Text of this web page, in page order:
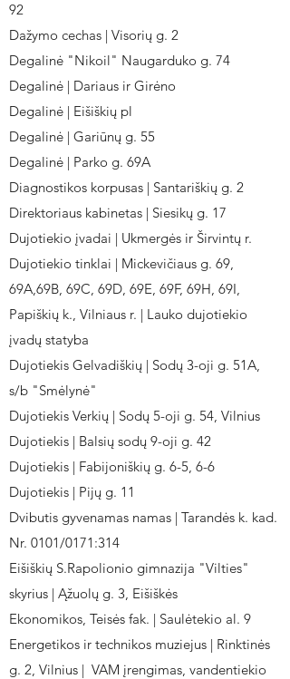
92
Dažymo cechas | Visorių g. 2
Degalinė "Nikoil" Naugarduko g. 74
Degalinė | Dariaus ir Girėno
Degalinė | Eišiškių pl
Degalinė | Gariūnų g. 55
Degalinė | Parko g. 69A
Diagnostikos korpusas | Santariškių g. 2
Direktoriaus kabinetas | Siesikų g. 17
Dujotiekio įvadai | Ukmergės ir Širvintų r.
Dujotiekio tinklai | Mickevičiaus g. 69,
69A,69B, 69C, 69D, 69E, 69F, 69H, 69I,
Papiškių k., Vilniaus r. | Lauko dujotiekio
įvadų statyba
Dujotiekis Gelvadiškių | Sodų 3-oji g. 51A,
s/b "Smėlynė"
Dujotiekis Verkių | Sodų 5-oji g. 54, Vilnius
Dujotiekis | Balsių sodų 9-oji g. 42
Dujotiekis | Fabijoniškių g. 6-5, 6-6
Dujotiekis | Pijų g. 11
Dvibutis gyvenamas namas | Tarandės k. kad.
Nr. 0101/0171:314
Eišiškių S.Rapolionio gimnazija "Vilties"
skyrius | Ąžuolų g. 3, Eišiškės
Ekonomikos, Teisės fak. | Saulėtekio al. 9
Energetikos ir technikos muziejus | Rinktinės
g. 2, Vilnius | VAM įrengimas, vandentiekio